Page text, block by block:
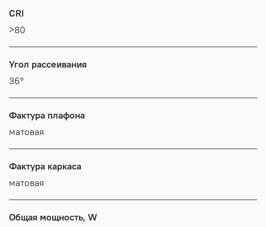
CRI
>80
Угол рассеивания
36°
Фактура плафона
матовая
Фактура каркаса
матовая
Общая мощность, W